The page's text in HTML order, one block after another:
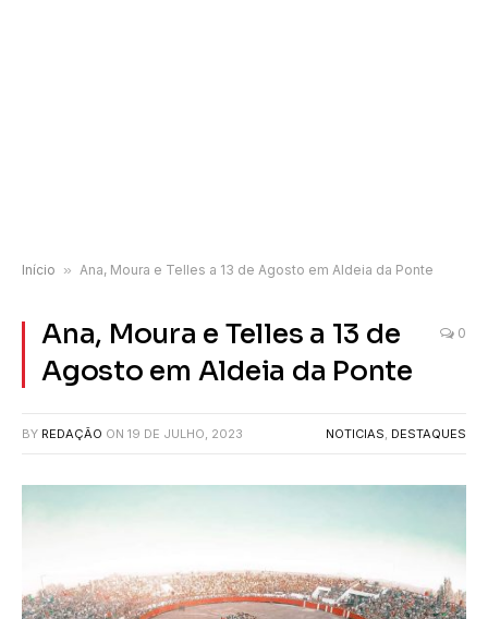
Início » Ana, Moura e Telles a 13 de Agosto em Aldeia da Ponte
Ana, Moura e Telles a 13 de
Agosto em Aldeia da Ponte
0
BY REDAÇÃO ON 19 DE JULHO, 2023 NOTICIAS, DESTAQUES